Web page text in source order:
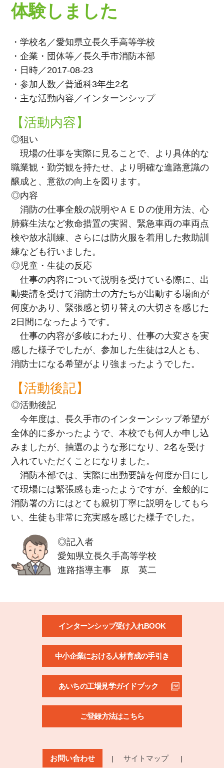
体験しました
・学校名／愛知県立長久手高等学校
・企業・団体等／長久手市消防本部
・日時／2017-08-23
・参加人数／普通科3年生2名
・主な活動内容／インターンシップ
【活動内容】
◎狙い
現場の仕事を実際に見ることで、より具体的な
職業観・勤労観を持たせ、より明確な進路意識の
醸成と、意欲の向上を図ります。
◎内容
消防の仕事全般の説明やＡＥＤの使用方法、心
肺蘇生法など救命措置の実習、緊急車両の車両点
検や放水訓練、さらには防火服を着用した救助訓
練なども行いました。
◎児童・生徒の反応
仕事の内容について説明を受けている際に、出
動要請を受けて消防士の方たちが出動する場面が
何度かあり、緊張感と切り替えの大切さを感じた
2日間になったようです。
仕事の内容が多岐にわたり、仕事の大変さを実
感した様子でしたが、参加した生徒は2人とも、
消防士になる希望がより強まったようでした。
【活動後記】
◎活動後記
今年度は、長久手市のインターンシップ希望が
全体的に多かったようで、本校でも何人か申し込
みましたが、抽選のような形になり、2名を受け
入れていただくことになりました。
消防本部では、実際に出動要請を何度か目にし
て現場には緊張感も走ったようですが、全般的に
消防署の方にはとても親切丁寧に説明をしてもら
い、生徒も非常に充実感を感じた様子でした。
◎記入者
愛知県立長久手高等学校
進路指導主事 原 英二
インターンシップ受け入れBOOK
中小企業における人材育成の手引き
あいちの工場見学ガイドブック
ご登録方法はこちら
お問い合わせ サイトマップ